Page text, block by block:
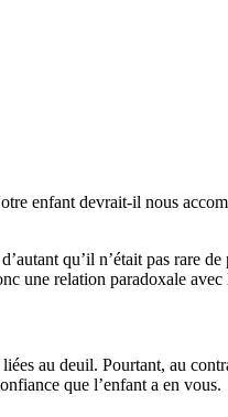
enfant devrait-il nous
qu’il n’était pas rare
une relation paradoxale
au deuil. Pourtant, au
que l’enfant a en vous.